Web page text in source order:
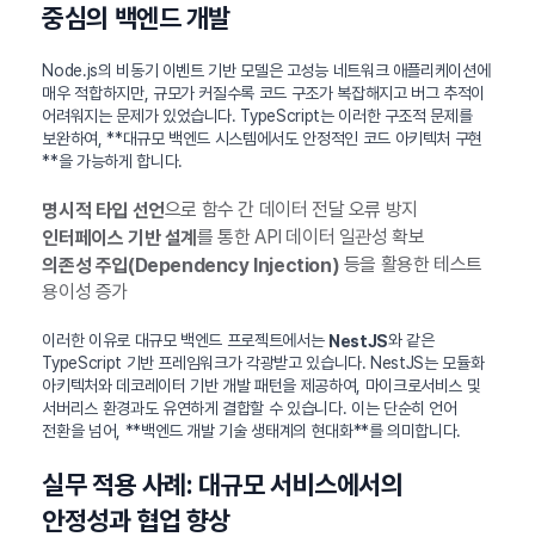
중심의 백엔드 개발
Node.js의 비동기 이벤트 기반 모델은 고성능 네트워크 애플리케이션에
매우 적합하지만, 규모가 커질수록 코드 구조가 복잡해지고 버그 추적이
어려워지는 문제가 있었습니다. TypeScript는 이러한 구조적 문제를
보완하여, **대규모 백엔드 시스템에서도 안정적인 코드 아키텍처 구현
**을 가능하게 합니다.
명시적 타입 선언으로 함수 간 데이터 전달 오류 방지
인터페이스 기반 설계 를 통한 API 데이터 일관성 확보
의존성 주입(Dependency Injection) 등을 활용한 테스트
용이성 증가
이러한 이유로 대규모 백엔드 프로젝트에서는 NestJS와 같은
TypeScript 기반 프레임워크가 각광받고 있습니다. NestJS는 모듈화
아키텍처와 데코레이터 기반 개발 패턴을 제공하여, 마이크로서비스 및
서버리스 환경과도 유연하게 결합할 수 있습니다. 이는 단순히 언어
전환을 넘어, **백엔드 개발 기술 생태계의 현대화**를 의미합니다.
실무 적용 사례: 대규모 서비스에서의
안정성과 협업 향상